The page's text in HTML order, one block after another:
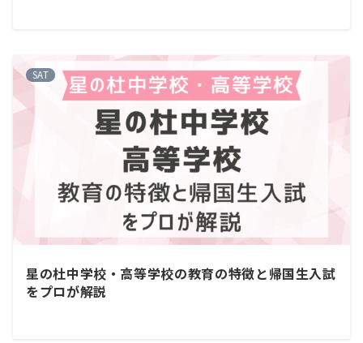
SAT
星の杜中学校・高等学校の教育の特徴と帰国生入試
をプロが解説